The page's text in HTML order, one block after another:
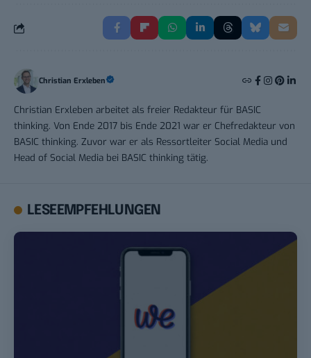
Christian Erxleben
Christian Erxleben arbeitet als freier Redakteur für BASIC
thinking. Von Ende 2017 bis Ende 2021 war er Chefredakteur von
BASIC thinking. Zuvor war er als Ressortleiter Social Media und
Head of Social Media bei BASIC thinking tätig.
LESEEMPFEHLUNGEN